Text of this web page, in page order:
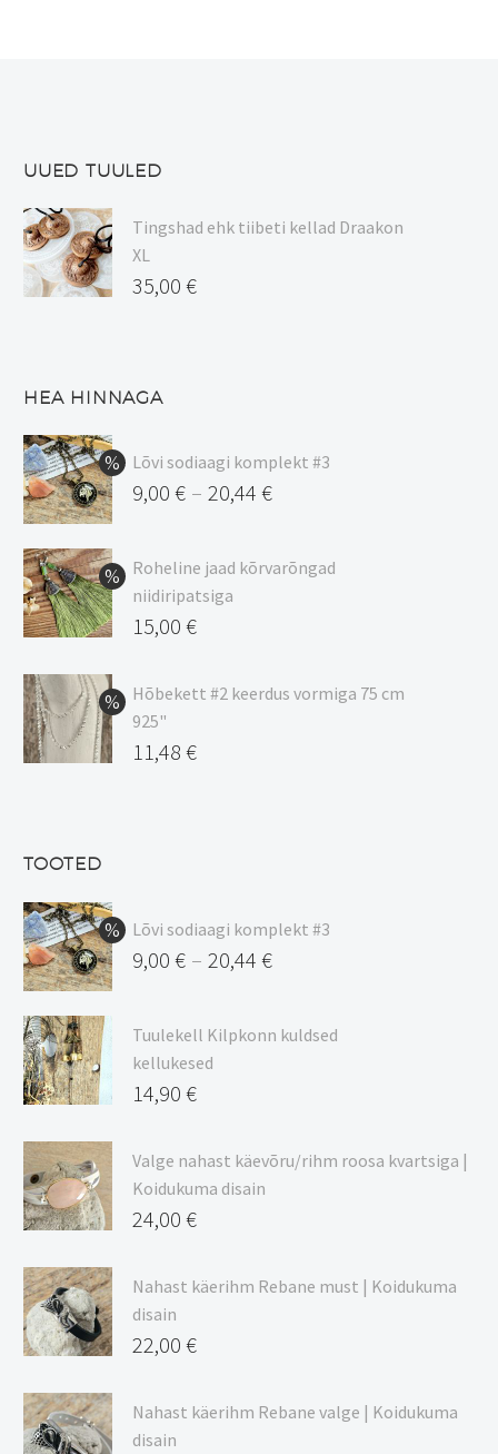
UUED TUULED
Tingshad ehk tiibeti kellad Draakon
XL
35,00 €
HEA HINNAGA
Lõvi sodiaagi komplekt #3
9,00 € – 20,44 €
9,00 €
kuni
20,44 €
Roheline jaad kõrvarõngad
niidiripatsiga
Algne
oli:
17,00 €.
15,00 €
hind
on:
15,00 €.
Hõbekett #2 keerdus vormiga 75 cm
925"
Algne
11,48 €
TOOTED
Lõvi sodiaagi komplekt #3
9,00 € – 20,44 €
9,00 €
kuni
20,44 €
Tuulekell Kilpkonn kuldsed
kellukesed
14,90 €
Valge nahast käevõru/rihm roosa kvartsiga |
Koidukuma disain
24,00 €
Nahast käerihm Rebane must | Koidukuma
disain
22,00 €
Nahast käerihm Rebane valge | Koidukuma
disain